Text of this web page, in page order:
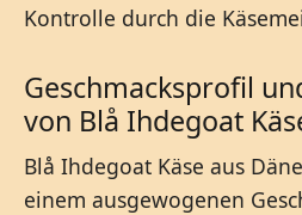
Kontrolle durch die
Geschmacksprofil
von Blå Ihdegoat
Blå Ihdegoat Käse aus
einem ausgewogenen